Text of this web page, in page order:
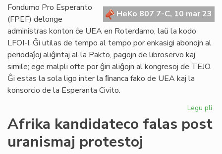
HeKo 807 7-C, 10 mar 23
Fondumo Pro Esperanto
(FPEF) delonge
administras konton ĉe UEA en Roterdamo, laŭ la kodo
LFOI-I. Ĝi utilas de tempo al tempo por enkasigi abonojn al
periodaĵoj aliĝintaj al la Pakto, pagojn de libroservo kaj
simile; ege malpli ofte por ĝiri aliĝojn al kongresoj de TEJO.
Ĝi estas la sola ligo inter la ﬁnanca fako de UEA kaj la
konsorcio de la Esperanta Civito.
Legu pli
plu
Afrika kandidateco falas post
uranismaj protestoj